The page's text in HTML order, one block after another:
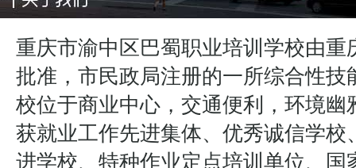
重庆市渝中区巴蜀职业培训学校由重
批准，市民政局注册的一所综合性技
校位于商业中心，交通便利，环境幽
获就业工作先进集体、优秀诚信学校
进学校、特种作业定点培训单位、国